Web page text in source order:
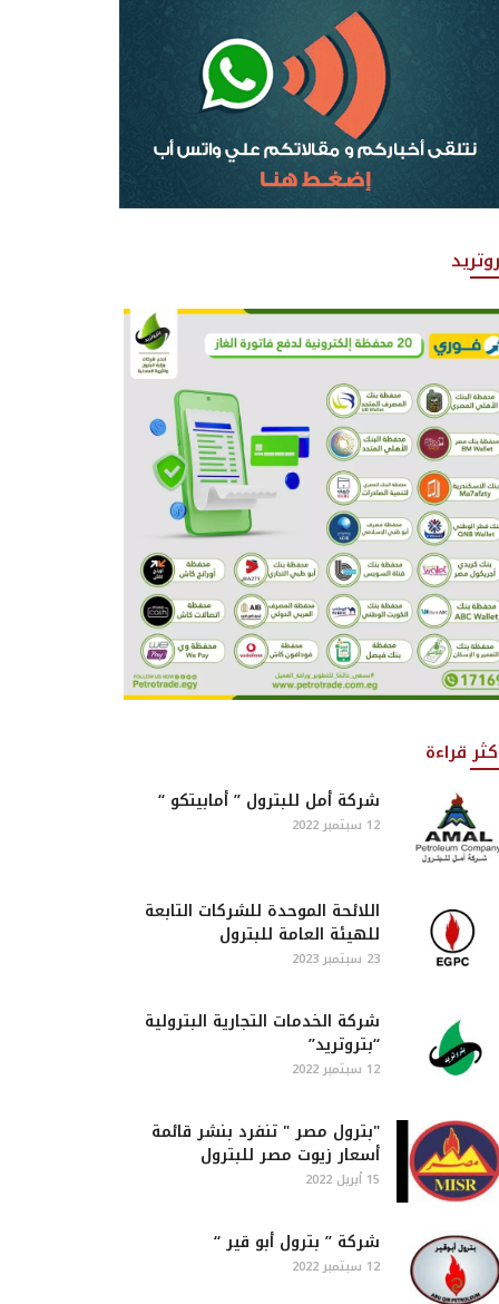
قراءة
شركة أمل للبترول ” أمابيتكو “
12 سبتمبر 2022
اللائحة الموحدة للشركات التابعة
للهيئة العامة للبترول
23 سبتمبر 2023
شركة الخدمات التجارية البترولية
“بتروتريد”
12 سبتمبر 2022
"بترول مصر " تنفرد بنشر قائمة
أسعار زيوت مصر للبترول
15 أبريل 2022
شركة ” بترول أبو قير “
12 سبتمبر 2022